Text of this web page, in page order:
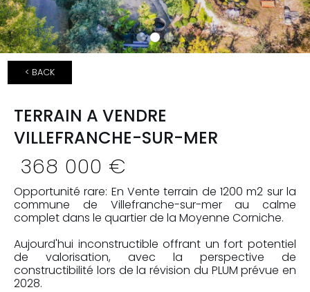
< BACK
TERRAIN A VENDRE
VILLEFRANCHE-SUR-MER
368 000 €
Opportunité rare: En Vente terrain de 1200 m2 sur la
commune de Villefranche-sur-mer au calme
complet dans le quartier de la Moyenne Corniche.
Aujourd'hui inconstructible offrant un fort potentiel
de valorisation, avec la perspective de
constructibilité lors de la révision du PLUM prévue en
2028.